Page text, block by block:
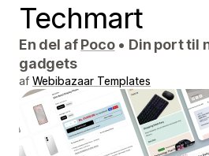
Techmart
En del afPoco • Din port til
gadgets
af Webibazaar Templates